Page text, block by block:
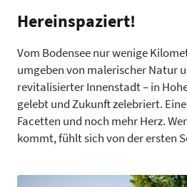
Hereinspaziert!
Vom Bodensee nur wenige
umgeben von malerischer Natur
revitalisierter Innenstadt – in
gelebt und Zukunft zelebriert.
Facetten und noch mehr Herz.
kommt, fühlt sich von der ersten